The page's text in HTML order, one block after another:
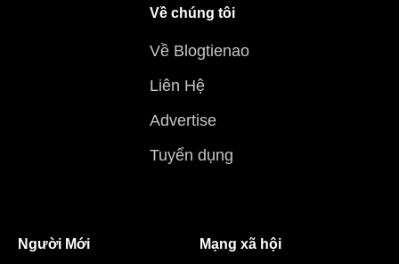
Về chúng tôi
Về Blogtienao
Liên Hệ
Advertise
Tuyển dụng
Người Mới Mạng xã hội